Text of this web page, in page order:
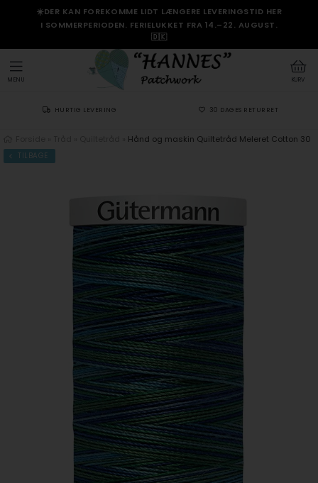
☀️DER KAN FOREKOMME LIDT LÆNGERE LEVERINGSTID HER
I SOMMERPERIODEN. FERIELUKKET FRA 14.–22. AUGUST.
🇩🇰
KURV
MENU
HURTIG LEVERING 30 DAGES RETURRET
Hånd og maskin Quiltetråd Meleret Cotton 30
TILBAGE